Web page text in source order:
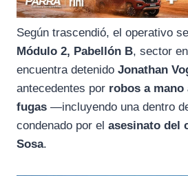
Según trascendió, el operativo
Módulo 2, Pabellón B, sector
encuentra detenido Jonathan
antecedentes por robos a mano
fugas —incluyendo una dentro
condenado por el asesinato del
Sosa.